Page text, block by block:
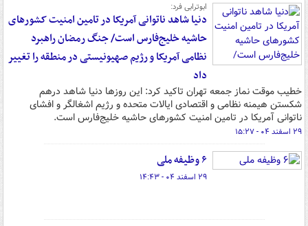
ابوترابی فرد:
دنیا شاهد ناتوانی آمریکا در تامین امنیت کشورهای
حاشیه خلیج‌فارس است/ جنگ رمضان راهبرد
نظامی آمریکا و رژیم صهیونیستی در منطقه را تغییر
داد
خطیب موقت نماز جمعه تهران تاکید کرد: این روزها دنیا شاهد درهم
شکستن هیمنه نظامی و اقتصادی ایالات متحده و رژیم اشغالگر و افشای
ناتوانی آمریکا در تامین امنیت کشورهای حاشیه خلیج‌فارس است.
۲۹ اسفند ۰۴ - ۱۵:۲۷
۶ وظیفه ملی
۲۹ اسفند ۰۴ - ۱۴:۴۳